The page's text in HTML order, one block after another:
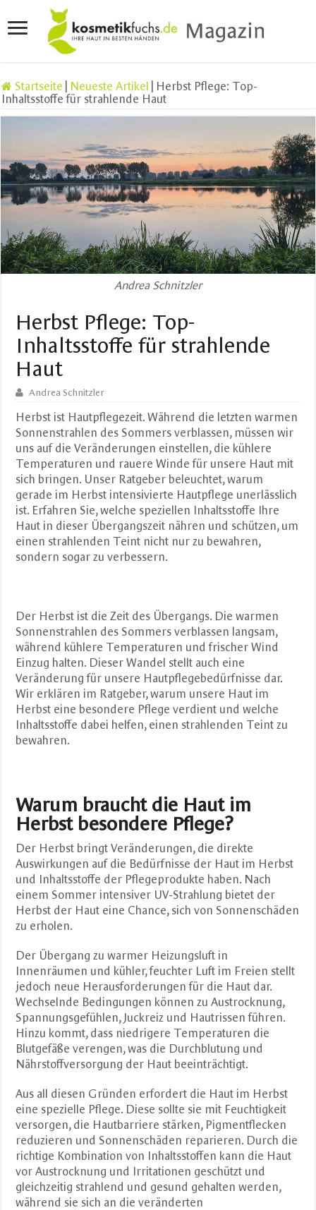
Startseite Neueste Artikel
Herbst Pflege: Top-
Inhaltsstoffe für strahlende Haut
Andrea Schnitzler
Herbst Pflege: Top-
Inhaltsstoffe für strahlende
Haut
Andrea Schnitzler
Herbst ist Hautpflegezeit. Während die letzten warmen
Sonnenstrahlen des Sommers verblassen, müssen wir
uns auf die Veränderungen einstellen, die kühlere
Temperaturen und rauere Winde für unsere Haut mit
sich bringen. Unser Ratgeber beleuchtet, warum
gerade im Herbst intensivierte Hautpflege unerlässlich
ist. Erfahren Sie, welche speziellen Inhaltsstoffe Ihre
Haut in dieser Übergangszeit nähren und schützen, um
einen strahlenden Teint nicht nur zu bewahren,
sondern sogar zu verbessern.
Der Herbst ist die Zeit des Übergangs. Die warmen
Sonnenstrahlen des Sommers verblassen langsam,
während kühlere Temperaturen und frischer Wind
Einzug halten. Dieser Wandel stellt auch eine
Veränderung für unsere Hautpflegebedürfnisse dar.
Wir erklären im Ratgeber, warum unsere Haut im
Herbst eine besondere Pflege verdient und welche
Inhaltsstoffe dabei helfen, einen strahlenden Teint zu
bewahren.
Warum braucht die Haut im
Herbst besondere Pflege?
Der Herbst bringt Veränderungen, die direkte
Auswirkungen auf die Bedürfnisse der Haut im Herbst
und Inhaltsstoffe der Pflegeprodukte haben. Nach
einem Sommer intensiver UV-Strahlung bietet der
Herbst der Haut eine Chance, sich von Sonnenschäden
zu erholen.
Der Übergang zu warmer Heizungsluft in
Innenräumen und kühler, feuchter Luft im Freien stellt
jedoch neue Herausforderungen für die Haut dar.
Wechselnde Bedingungen können zu Austrocknung,
Spannungsgefühlen, Juckreiz und Hautrissen führen.
Hinzu kommt, dass niedrigere Temperaturen die
Blutgefäße verengen, was die Durchblutung und
Nährstoffversorgung der Haut beeinträchtigt.
Aus all diesen Gründen erfordert die Haut im Herbst
eine spezielle Pflege. Diese sollte sie mit Feuchtigkeit
versorgen, die Hautbarriere stärken, Pigmentflecken
reduzieren und Sonnenschäden reparieren. Durch die
richtige Kombination von Inhaltsstoffen kann die Haut
vor Austrocknung und Irritationen geschützt und
gleichzeitig strahlend und gesund gehalten werden,
während sie sich an die veränderten